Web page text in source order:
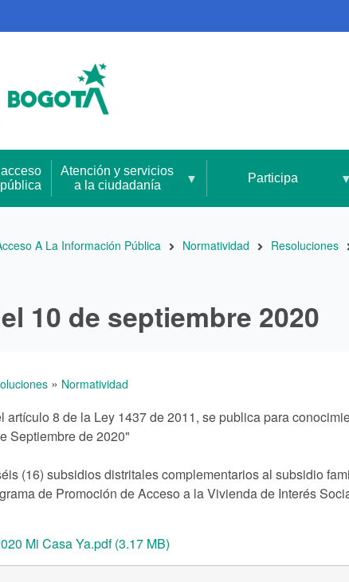
Atención y servicios
a la ciudadanía
Participa
A La Información Pública Normatividad Resoluciones
10 de septiembre 2020
» Normatividad
8 de la Ley 1437 de 2011, se publica para
Septiembre de 2020"
(16) subsidios distritales complementarios al subsidio
de Promoción de Acceso a la Vivienda de Interés
Mi Casa Ya.pdf (3.17 MB)